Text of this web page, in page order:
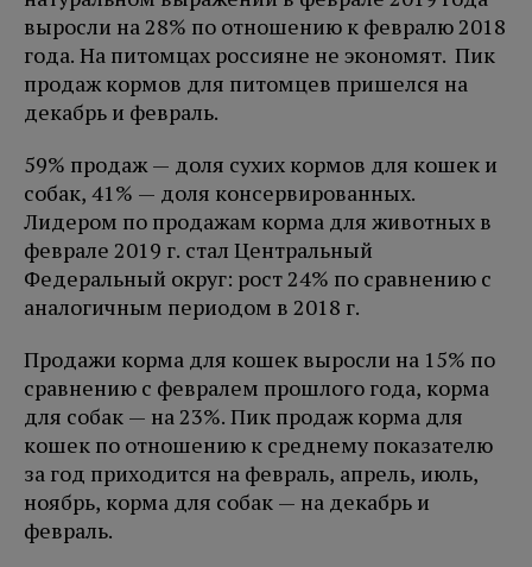
выросли на 28% по отношению к февралю 2018
года. На питомцах россияне не экономят. Пик
продаж кормов для питомцев пришелся на
декабрь и февраль.
59% продаж — доля сухих кормов для кошек и
собак, 41% — доля консервированных.
Лидером по продажам корма для животных в
феврале 2019 г. стал Центральный
Федеральный округ: рост 24% по сравнению с
аналогичным периодом в 2018 г.
Продажи корма для кошек выросли на 15% по
сравнению с февралем прошлого года, корма
для собак — на 23%. Пик продаж корма для
кошек по отношению к среднему показателю
за год приходится на февраль, апрель, июль,
ноябрь, корма для собак — на декабрь и
февраль.